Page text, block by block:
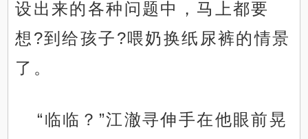
设出来的各种问题中，马上都要
想?到给孩子?喂奶换纸尿裤的情景
了。
“临临？”江澈寻伸手在他眼前晃